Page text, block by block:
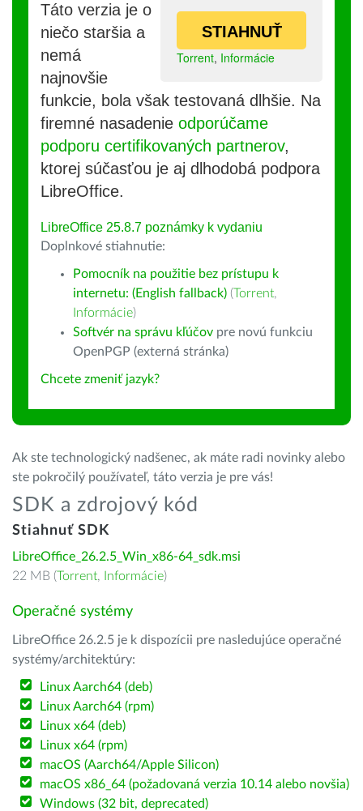
STIAHNUŤ
Torrent, Informácie
Táto verzia je o
niečo staršia a
nemá
najnovšie
funkcie, bola však testovaná dlhšie. Na
firemné nasadenie odporúčame
podporu certifikovaných partnerov,
ktorej súčasťou je aj dlhodobá podpora
LibreOffice.
LibreOffice 25.8.7 poznámky k vydaniu
Doplnkové stiahnutie:
Pomocník na použitie bez prístupu k
internetu: (English fallback) (Torrent,
Informácie)
Softvér na správu kľúčov pre novú funkciu
OpenPGP (externá stránka)
Chcete zmeniť jazyk?
Ak ste technologický nadšenec, ak máte radi novinky alebo
ste pokročilý používateľ, táto verzia je pre vás!
SDK a zdrojový kód
Stiahnuť SDK
LibreOffice_26.2.5_Win_x86-64_sdk.msi
22 MB (Torrent, Informácie)
Operačné systémy
LibreOffice 26.2.5 je k dispozícii pre nasledujúce operačné
systémy/architektúry:
Linux Aarch64 (deb)
Linux Aarch64 (rpm)
Linux x64 (deb)
Linux x64 (rpm)
macOS (Aarch64/Apple Silicon)
macOS x86_64 (požadovaná verzia 10.14 alebo novšia)
Windows (32 bit, deprecated)